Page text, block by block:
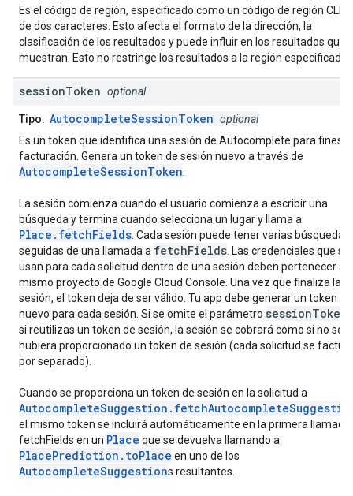
Es el código de región, especificado como un código de región CLDR
de dos caracteres. Esto afecta el formato de la dirección, la
clasificación de los resultados y puede influir en los resultados que
muestran. Esto no restringe los resultados a la región especificada.
sessionToken optional
Tipo: AutocompleteSessionToken optional
Es un token que identifica una sesión de Autocomplete para fines
facturación. Genera un token de sesión nuevo a través de
AutocompleteSessionToken
La sesión comienza cuando el usuario comienza a escribir una
búsqueda y termina cuando selecciona un lugar y llama a
Place.fetchFields . Cada sesión puede tener varias búsquedas,
seguidas de una llamada a fetchFields . Las credenciales que se
usan para cada solicitud dentro de una sesión deben pertenecer al
mismo proyecto de Google Cloud Console. Una vez que finaliza la
sesión, el token deja de ser válido. Tu app debe generar un token
nuevo para cada sesión. Si se omite el parámetro sessionToken
si reutilizas un token de sesión, la sesión se cobrará como si no se
hubiera proporcionado un token de sesión (cada solicitud se
por separado).
Cuando se proporciona un token de sesión en la solicitud a
el mismo token se incluirá automáticamente en la primera llamada
fetchFields en un Place que se devuelva llamando a
PlacePrediction.toPlace en uno de los
AutocompleteSuggestions resultantes.